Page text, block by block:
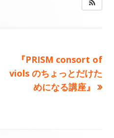
次
の
『PRISM consort of
viols のちょっとだけた
めになる講座』